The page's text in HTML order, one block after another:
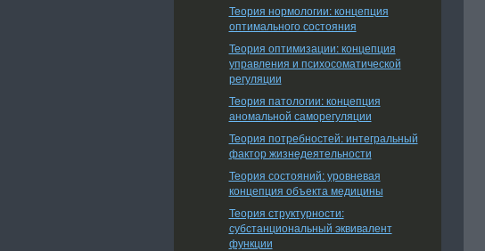
Теория нормологии: концепция
оптимального состояния
Теория оптимизации: концепция
управления и психосоматической
регуляции
Теория патологии: концепция
аномальной саморегуляции
Теория потребностей: интегральный
фактор жизнедеятельности
Теория состояний: уровневая
концепция объекта медицины
Теория структурности:
субстанциональный эквивалент
функции